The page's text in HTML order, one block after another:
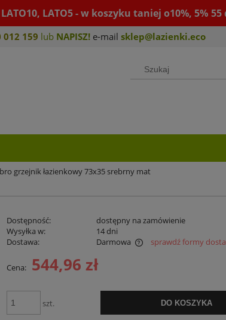
LATO5 - w koszyku taniej o10%, 5% 55
012 159 lub NAPISZ! e-mail sklep@lazienki.eco
grzejnik łazienkowy 73x35 srebrny mat
Dostępność:
dostępny na zamówienie
Wysyłka w:
14 dni
Dostawa:
Darmowa
nie zawiera ewentualnych kosztów
sprawdź formy
Cena: 544,96 zł
szt. DO KOSZYKA